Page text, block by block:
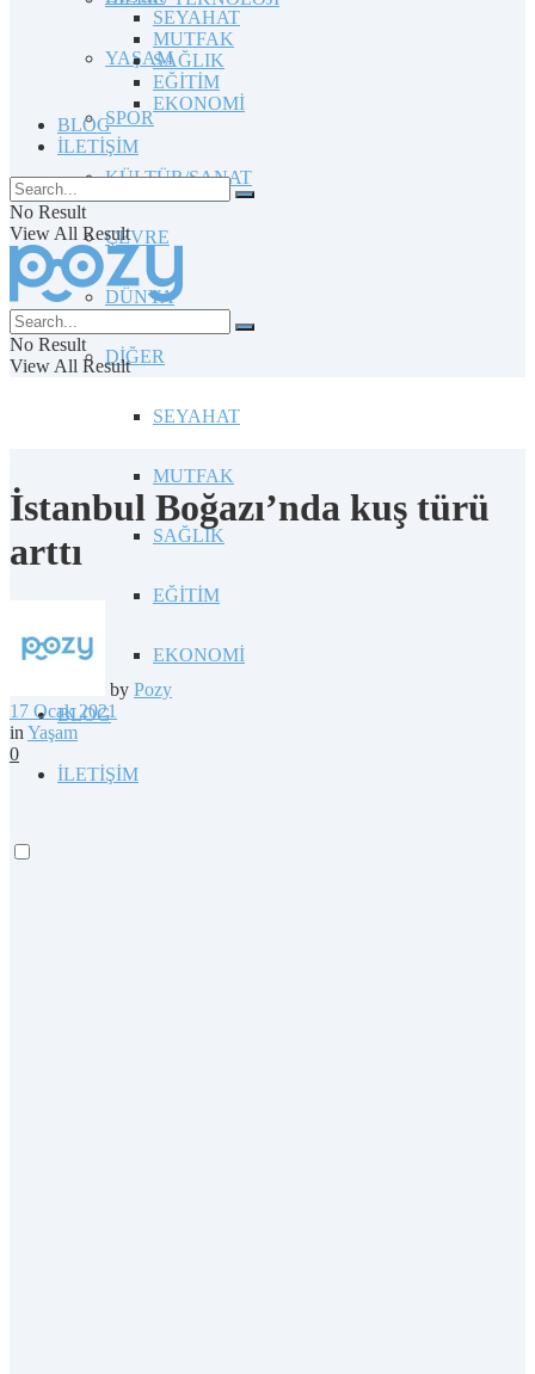
YAŞAM
SPOR
KÜLTÜR/SANAT
ÇEVRE
DÜNYA
DİĞER
SEYAHAT
MUTFAK
SAĞLIK
EĞİTİM
EKONOMİ
BLOG
İLETİŞİM
SEYAHAT
MUTFAK
SAĞLIK
EĞİTİM
EKONOMİ
BLOG
İLETİŞİM
No Result
View All Result
No Result
View All Result
İstanbul Boğazı’nda kuş türü
arttı
by Pozy
17 Ocak 2021
in Yaşam
0